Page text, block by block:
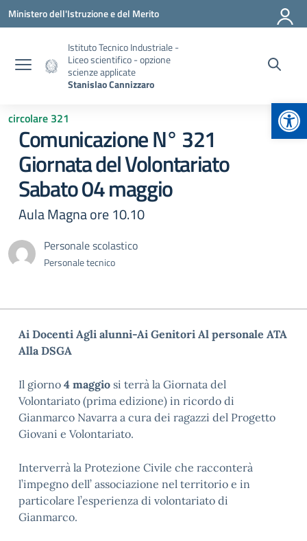
Vai ai contenuti
Vai al menu di navigazione
Vai al footer
Ministero dell'Istruzione e del Merito
Istituto Tecnico Industriale -
Liceo scientifico - opzione
scienze applicate
Stanislao Cannizzaro
circolare 321
Comunicazione N° 321
Giornata del Volontariato
Sabato 04 maggio
Aula Magna ore 10.10
Personale scolastico
Personale tecnico
Ai Docenti Agli alunni-Ai Genitori Al personale ATA
Alla DSGA
Il giorno 4 maggio si terrà la Giornata del
Volontariato (prima edizione) in ricordo di
Gianmarco Navarra a cura dei ragazzi del Progetto
Giovani e Volontariato.
Interverrà la Protezione Civile che racconterà
l’impegno dell’ associazione nel territorio e in
particolare l’esperienza di volontariato di
Gianmarco.